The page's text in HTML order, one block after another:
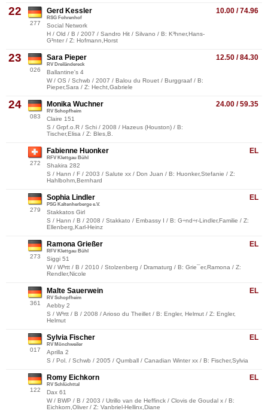
22
277
10.00 / 74.96
Gerd Kessler
RSG Fohrenhof
Social Network
H / Old / B / 2007 / Sandro Hit / Silvano / B: K³hner,Hans-
G³nter / Z: Hofmann,Horst
23
026
12.50 / 84.30
Sara Pieper
RV Dreiländereck
Ballantine's 4
W / OS / Schwb / 2007 / Balou du Rouet / Burggraaf / B:
Pieper,Sara / Z: Hecht,Gabriele
24
083
24.00 / 59.35
Monika Wuchner
RV Schopfheim
Claire 151
S / Grpf.o.R / Schi / 2008 / Hazeus (Houston) / B:
Tischer,Elisa / Z: Bles,B.
272
EL
Fabienne Huonker
RFV Klettgau Bühl
Shakira 282
S / Hann / F / 2003 / Salute xx / Don Juan / B: Huonker,Stefanie / Z:
Hahlbohm,Bernhard
279
EL
Sophia Lindler
PSG Kaltenherberge e.V.
Stakkatos Girl
S / Hann / B / 2008 / Stakkato / Embassy I / B: G÷nd÷r-Lindler,Familie / Z:
Ellenberg,Karl-Heinz
273
EL
Ramona Grießer
RFV Klettgau Bühl
Siggi 51
W / W³rtt / B / 2010 / Stolzenberg / Dramaturg / B: Grie¯er,Ramona / Z:
Rendler,Nicole
361
EL
Malte Sauerwein
RV Schopfheim
Aebby 2
S / W³rtt / B / 2008 / Arioso du Theillet / B: Engler, Helmut / Z: Engler,
Helmut
017
EL
Sylvia Fischer
RV Mönchweiler
Aprilla 2
S / Pol. / Schwb / 2005 / Qumball / Canadian Winter xx / B: Fischer,Sylvia
122
EL
Romy Eichkorn
RV Schlüchttal
Dax 61
W / BWP / B / 2003 / Utrillo van de Heffinck / Clovis de Goudal x / B:
Eichkorn,Oliver / Z: Vanbriel-Hellinx,Diane